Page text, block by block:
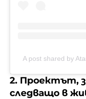
A post shared by
2. Проектът,
следващо в